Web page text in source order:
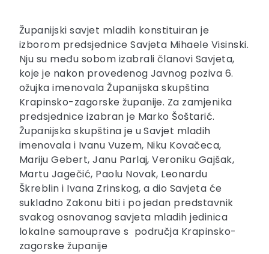
Županijski savjet mladih konstituiran je
izborom predsjednice Savjeta Mihaele Visinski.
Nju su među sobom izabrali članovi Savjeta,
koje je nakon provedenog Javnog poziva 6.
ožujka imenovala Županijska skupština
Krapinsko-zagorske županije. Za zamjenika
predsjednice izabran je Marko Šoštarić.
Županijska skupština je u Savjet mladih
imenovala i Ivanu Vuzem, Niku Kovačeca,
Mariju Gebert, Janu Parlaj, Veroniku Gajšak,
Martu Jagečić, Paolu Novak, Leonardu
Škreblin i Ivana Zrinskog, a dio Savjeta će
sukladno Zakonu biti i po jedan predstavnik
svakog osnovanog savjeta mladih jedinica
lokalne samouprave s područja Krapinsko-
zagorske županije